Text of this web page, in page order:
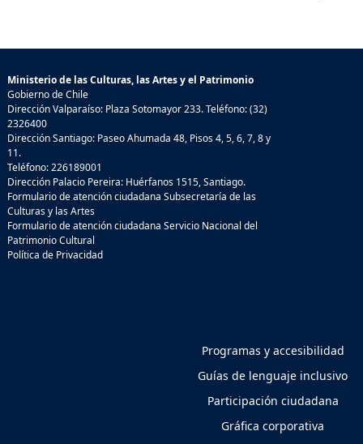
Ministerio de las Culturas, las Artes y el Patrimonio
Gobierno de Chile
Dirección Valparaíso: Plaza Sotomayor 233. Teléfono: (32)
2326400
Dirección Santiago: Paseo Ahumada 48, Pisos 4, 5, 6, 7, 8 y
11.
Teléfono: 226189001
Dirección Palacio Pereira: Huérfanos 1515, Santiago.
Formulario de atención ciudadana Subsecretaría de las
Culturas y las Artes
Formulario de atención ciudadana Servicio Nacional del
Patrimonio Cultural
Política de Privacidad
Programas y accesibilidad
Guías de lenguaje inclusivo
Participación ciudadana
Gráfica corporativa